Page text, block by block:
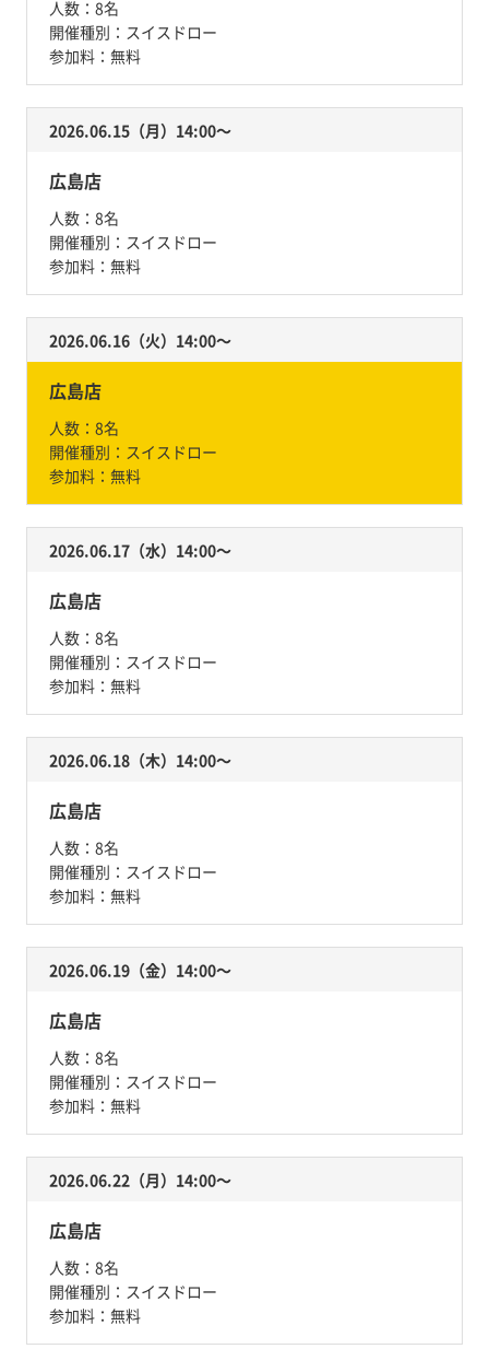
人数： 8名
開催種別： スイスドロー
参加料： 無料
2026.06.15（月）14:00〜
広島店
人数： 8名
開催種別： スイスドロー
参加料： 無料
2026.06.16（火）14:00〜
広島店
人数： 8名
開催種別： スイスドロー
参加料： 無料
2026.06.17（水）14:00〜
広島店
人数： 8名
開催種別： スイスドロー
参加料： 無料
2026.06.18（木）14:00〜
広島店
人数： 8名
開催種別： スイスドロー
参加料： 無料
2026.06.19（金）14:00〜
広島店
人数： 8名
開催種別： スイスドロー
参加料： 無料
2026.06.22（月）14:00〜
広島店
人数： 8名
開催種別： スイスドロー
参加料： 無料